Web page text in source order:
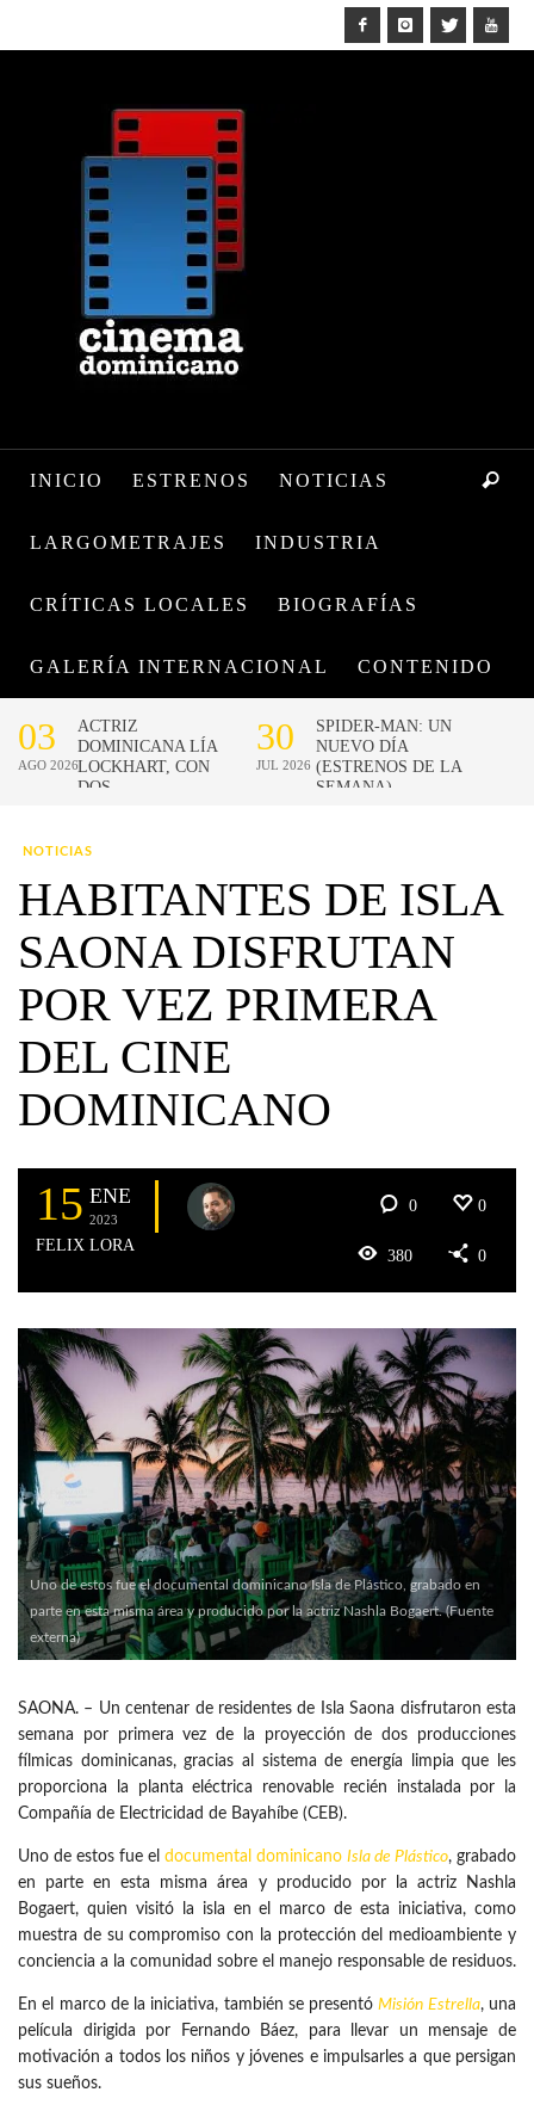
INICIO ESTRENOS NOTICIAS
LARGOMETRAJES INDUSTRIA
CRÍTICAS LOCALES BIOGRAFÍAS
GALERÍA INTERNACIONAL CONTENIDO
NOTICIAS
HABITANTES DE ISLA
SAONA DISFRUTAN
POR VEZ PRIMERA
DEL CINE
DOMINICANO
15 ENE
2023
FELIX LORA
0 0
380 0
Uno de estos fue el documental dominicano Isla de Plástico, grabado en
parte en esta misma área y producido por la actriz Nashla Bogaert. (Fuente
externa)
SAONA. – Un centenar de residentes de Isla Saona disfrutaron esta
semana por primera vez de la proyección de dos producciones
fílmicas dominicanas, gracias al sistema de energía limpia que les
proporciona la planta eléctrica renovable recién instalada por la
Compañía de Electricidad de Bayahíbe (CEB).
Uno de estos fue el documental dominicano Isla de Plástico, grabado
en parte en esta misma área y producido por la actriz Nashla
Bogaert, quien visitó la isla en el marco de esta iniciativa, como
muestra de su compromiso con la protección del medioambiente y
conciencia a la comunidad sobre el manejo responsable de residuos.
En el marco de la iniciativa, también se presentóMisión Estrella, una
película dirigida por Fernando Báez, para llevar un mensaje de
motivación a todos los niños y jóvenes e impulsarles a que persigan
sus sueños.